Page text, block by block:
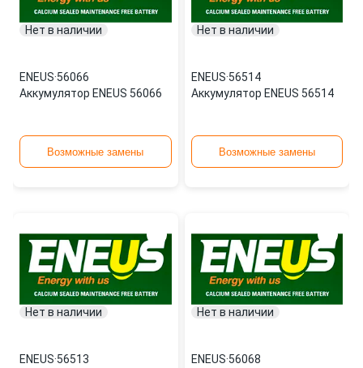
Нет в наличии
ENEUS·56066
Аккумулятор ENEUS 56066
Возможные замены
Нет в наличии
ENEUS·56514
Аккумулятор ENEUS 56514
Возможные замены
Нет в наличии
ENEUS·56513
Нет в наличии
ENEUS·56068